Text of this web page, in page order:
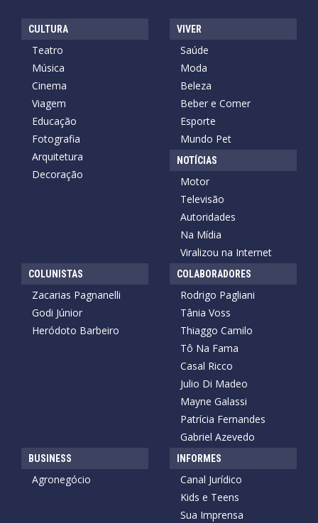
CULTURA
Teatro
Música
Cinema
Viagem
Educação
Fotografia
Arquitetura
Decoração
VIVER
Saúde
Moda
Beleza
Beber e Comer
Esporte
Mundo Pet
NOTÍCIAS
Motor
Televisão
Autoridades
Na Mídia
Viralizou na Internet
COLUNISTAS
Zacarias Pagnanelli
Godi Júnior
Heródoto Barbeiro
COLABORADORES
Rodrigo Pagliani
Tânia Voss
Thiaggo Camilo
Tô Na Fama
Casal Ricco
Julio Di Madeo
Mayne Galassi
Patrícia Fernandes
Gabriel Azevedo
BUSINESS
Agronegócio
INFORMES
Canal Jurídico
Kids e Teens
Sua Imprensa